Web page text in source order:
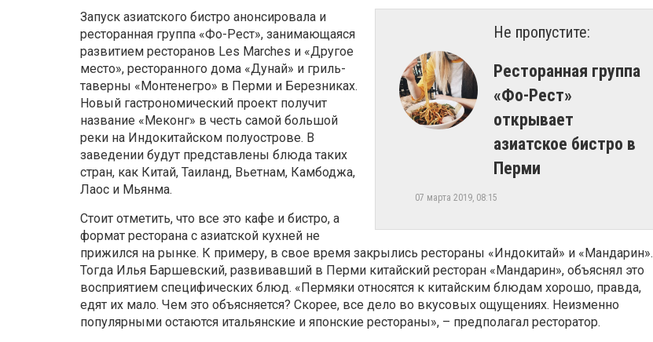
Не пропустите:
Ресторанная группа
«Фо-Рест»
открывает
азиатское бистро в
Перми
07 марта 2019, 08:15
Запуск азиатского бистро анонсировала и
ресторанная группа «Фо-Рест», занимающаяся
развитием ресторанов Les Marches и «Другое
место», ресторанного дома «Дунай» и гриль-
таверны «Монтенегро» в Перми и Березниках.
Новый гастрономический проект получит
название «Меконг» в честь самой большой
реки на Индокитайском полуострове. В
заведении будут представлены блюда таких
стран, как Китай, Таиланд, Вьетнам, Камбоджа,
Лаос и Мьянма.
Стоит отметить, что все это кафе и бистро, а
формат ресторана с азиатской кухней не
прижился на рынке. К примеру, в свое время закрылись рестораны «Индокитай» и «Мандарин».
Тогда Илья Баршевский, развивавший в Перми китайский ресторан «Мандарин», объяснял это
восприятием специфических блюд. «Пермяки относятся к китайским блюдам хорошо, правда,
едят их мало. Чем это объясняется? Скорее, все дело во вкусовых ощущениях. Неизменно
популярными остаются итальянские и японские рестораны», – предполагал ресторатор.